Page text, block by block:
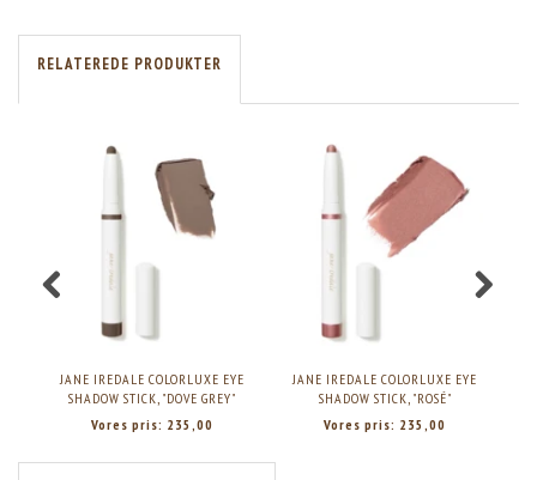
RELATEREDE PRODUKTER
JANE IREDALE COLORLUXE EYE
SHADOW STICK, "DOVE GREY"
Vores pris: 235,00
JANE IREDALE COLORLUXE EYE
SHADOW STICK, "ROSÉ"
Vores pris: 235,00